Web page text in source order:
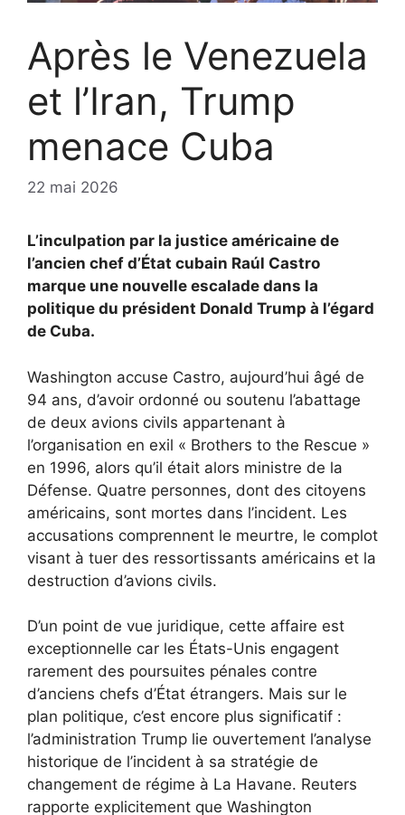
Après le Venezuela
et l’Iran, Trump
menace Cuba
22 mai 2026
L’inculpation par la justice américaine de
l’ancien chef d’État cubain Raúl Castro
marque une nouvelle escalade dans la
politique du président Donald Trump à l’égard
de Cuba.
Washington accuse Castro, aujourd’hui âgé de
94 ans, d’avoir ordonné ou soutenu l’abattage
de deux avions civils appartenant à
l’organisation en exil « Brothers to the Rescue »
en 1996, alors qu’il était alors ministre de la
Défense. Quatre personnes, dont des citoyens
américains, sont mortes dans l’incident. Les
accusations comprennent le meurtre, le complot
visant à tuer des ressortissants américains et la
destruction d’avions civils.
D’un point de vue juridique, cette affaire est
exceptionnelle car les États-Unis engagent
rarement des poursuites pénales contre
d’anciens chefs d’État étrangers. Mais sur le
plan politique, c’est encore plus significatif :
l’administration Trump lie ouvertement l’analyse
historique de l’incident à sa stratégie de
changement de régime à La Havane. Reuters
rapporte explicitement que Washington